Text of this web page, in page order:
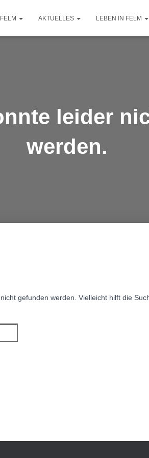
AKTUELLES LEBEN IN FELM
leider
werden.
gefunden werden. Vielleicht hilft die